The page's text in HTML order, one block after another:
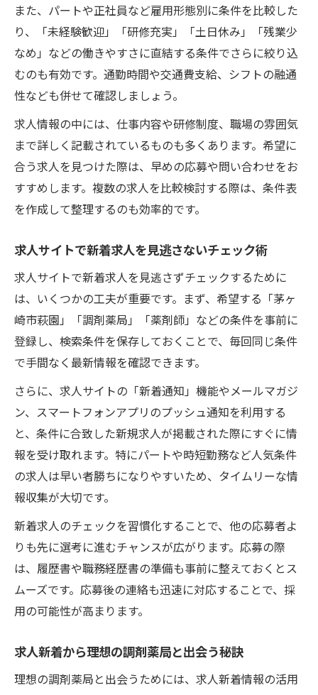
理想のライフスタイル実現に役立つ求人情
報
薬剤師求人を活用したキャリアプランの描
き方
萩園で柔軟なシフトの求人を選ぶ理由
求人新着で見つかる柔軟シフトの調剤薬局
薬剤師求人でシフト調整しやすい職場の特
徴
求人情報から家庭と両立できる働き方を探
す
求人新着活用でシフト自由な職場を選ぶ方
調剤薬局求人で理想の勤務時間を手に入れ
薬剤師転職なら福利厚生もチェック
求人新着で調剤薬局の福利厚生を比較しよ
薬剤師求人の福利厚生が充実した職場選び
求人情報から知る社会保険や手当のポイン
ト
求人新着で見逃せない職場環境の違いを解
説
福利厚生が働きやすさに直結する理由を紹
介
また、パートや正社員など雇用形態別に条件を比較した
り、「未経験歓迎」「研修充実」「土日休み」「残業少
なめ」などの働きやすさに直結する条件でさらに絞り込
むのも有効です。通勤時間や交通費支給、シフトの融通
性なども併せて確認しましょう。
求人情報の中には、仕事内容や研修制度、職場の雰囲気
まで詳しく記載されているものも多くあります。希望に
合う求人を見つけた際は、早めの応募や問い合わせをお
すすめします。複数の求人を比較検討する際は、条件表
を作成して整理するのも効率的です。
求人サイトで新着求人を見逃さないチェック術
求人サイトで新着求人を見逃さずチェックするために
は、いくつかの工夫が重要です。まず、希望する「茅ヶ
崎市萩園」「調剤薬局」「薬剤師」などの条件を事前に
登録し、検索条件を保存しておくことで、毎回同じ条件
で手間なく最新情報を確認できます。
さらに、求人サイトの「新着通知」機能やメールマガジ
ン、スマートフォンアプリのプッシュ通知を利用する
と、条件に合致した新規求人が掲載された際にすぐに情
報を受け取れます。特にパートや時短勤務など人気条件
の求人は早い者勝ちになりやすいため、タイムリーな情
報収集が大切です。
新着求人のチェックを習慣化することで、他の応募者よ
りも先に選考に進むチャンスが広がります。応募の際
は、履歴書や職務経歴書の準備も事前に整えておくとス
ムーズです。応募後の連絡も迅速に対応することで、採
用の可能性が高まります。
求人新着から理想の調剤薬局と出会う秘訣
理想の調剤薬局と出会うためには、求人新着情報の活用